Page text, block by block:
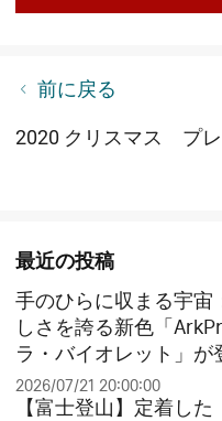
前に戻る
【新製品ニュース】四
2020 クリスマス プ
最近の投稿
手のひらに収まる宇宙
しさを誇る新色「
ラ・バイオレット」が
2026/07/21 20:00:00
【富士登山】定着した